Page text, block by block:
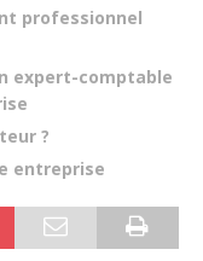
professionnel
expert-comptable
?
entreprise